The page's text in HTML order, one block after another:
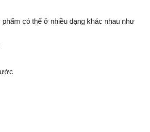
có thể ở nhiều dạng khác nhau như